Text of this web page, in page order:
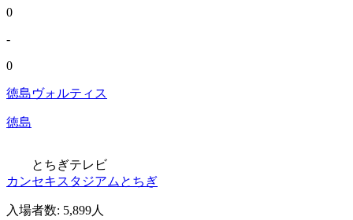
0
-
0
徳島ヴォルティス
徳島
とちぎテレビ
カンセキスタジアムとちぎ
入場者数: 5,899人